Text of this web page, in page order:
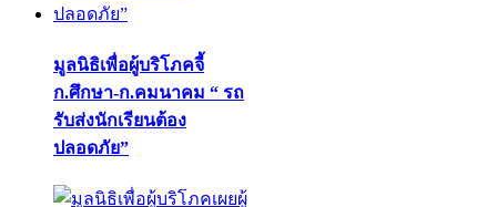
มูลนิธิเพื่อผู้บริโภคจี้
ก.ศึกษา-ก.คมนาคม “ รถ
รับส่งนักเรียนต้อง
ปลอดภัย”